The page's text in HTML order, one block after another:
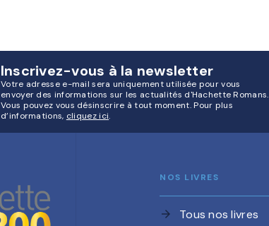
Inscrivez-vous à la newsletter
Votre adresse e-mail sera uniquement utilisée pour vous
envoyer des informations sur les actualités d'Hachette Romans.
Vous pouvez vous désinscrire à tout moment. Pour plus
d’informations, cliquez ici.
NOS LIVRES
arrow_forward Tous nos livres